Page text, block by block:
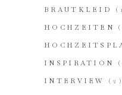
BRAUTKLEID
HOCHZEITEN
INSPIRATION
INTERVIEW (2)